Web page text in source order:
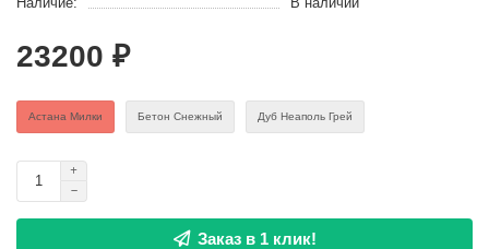
23200 ₽
Астана Милки Бетон Снежный Дуб Неаполь Грей
Заказ в 1 клик!